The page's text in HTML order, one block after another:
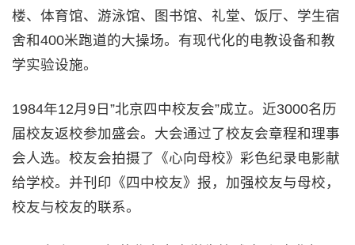
楼、体育馆、游泳馆、图书馆、礼堂、饭厅、学生宿
舍和400米跑道的大操场。有现代化的电教设备和教
学实验设施。
1984年12月9日”北京四中校友会”成立。近3000名历
届校友返校参加盛会。大会通过了校友会章程和理事
会人选。校友会拍摄了《心向母校》彩色纪录电影献
给学校。并刊印《四中校友》报，加强校友与母校，
校友与校友的联系。